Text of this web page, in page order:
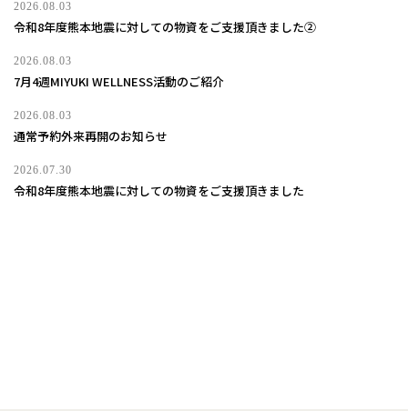
2026.08.03
令和8年度熊本地震に対しての物資をご支援頂きました②
2026.08.03
7月4週MIYUKI WELLNESS活動のご紹介
2026.08.03
通常予約外来再開のお知らせ
2026.07.30
令和8年度熊本地震に対しての物資をご支援頂きました